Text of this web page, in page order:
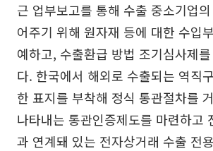
근 업부보고를 통해 수출 중소기업
어주기 위해 원자재 등에 대한 수입
예하고, 수출환급 방법 조기심사제
다. 한국에서 해외로 수출되는 역직
한 표지를 부착해 정식 통관절차를
나타내는 통관인증제도를 마련하고
과 연계돼 있는 전자상거래 수출 전